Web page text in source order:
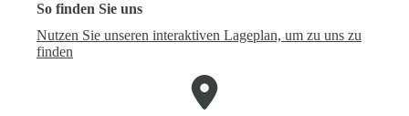
So finden Sie uns
Nutzen Sie unseren interaktiven La­ge­plan, um zu uns zu
finden